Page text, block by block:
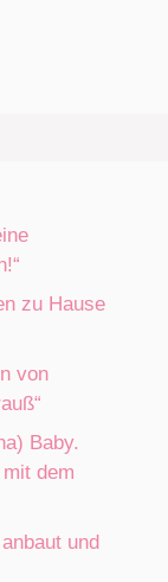
zu Hause
von
Baby.
dem
und